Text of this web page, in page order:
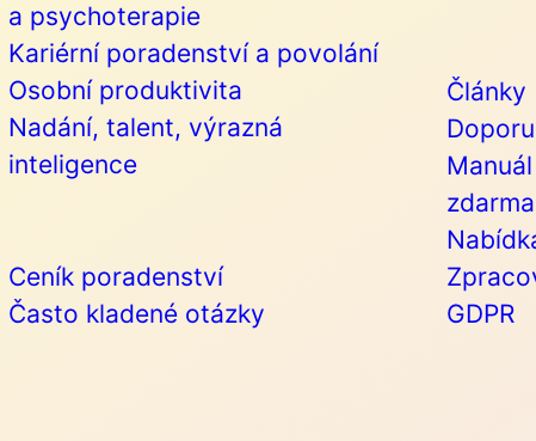
a psychoterapie
Kariérní poradenství a povolání
Osobní produktivita
Nadání, talent, výrazná
inteligence
Ceník poradenství
Často kladené otázky
Články
GDPR